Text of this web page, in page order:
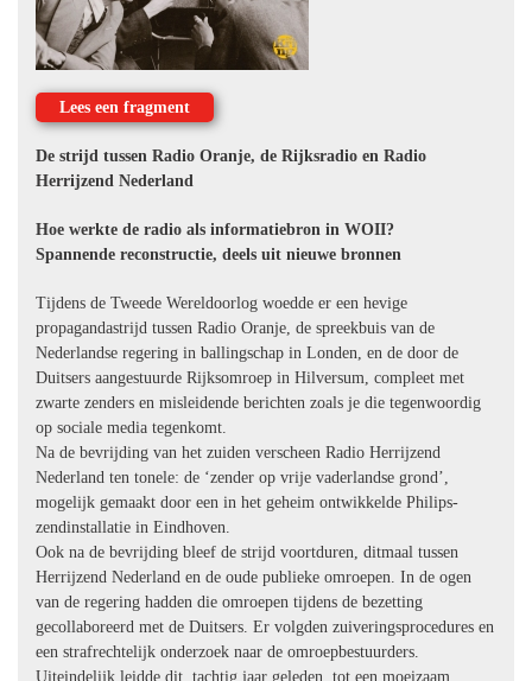
Lees een fragment
De strijd tussen Radio Oranje, de Rijksradio en Radio
Herrijzend Nederland
Hoe werkte de radio als informatiebron in WOII?
Spannende reconstructie, deels uit nieuwe bronnen
Tijdens de Tweede Wereldoorlog woedde er een hevige
propagandastrijd tussen Radio Oranje, de spreekbuis van de
Nederlandse regering in ballingschap in Londen, en de door de
Duitsers aangestuurde Rijksomroep in Hilversum, compleet met
zwarte zenders en misleidende berichten zoals je die tegenwoordig
op sociale media tegenkomt.
Na de bevrijding van het zuiden verscheen Radio Herrijzend
Nederland ten tonele: de ‘zender op vrije vaderlandse grond’,
mogelijk gemaakt door een in het geheim ontwikkelde Philips-
zendinstallatie in Eindhoven.
Ook na de bevrijding bleef de strijd voortduren, ditmaal tussen
Herrijzend Nederland en de oude publieke omroepen. In de ogen
van de regering hadden die omroepen tijdens de bezetting
gecollaboreerd met de Duitsers. Er volgden zuiveringsprocedures en
een strafrechtelijk onderzoek naar de omroepbestuurders.
Uiteindelijk leidde dit, tachtig jaar geleden, tot een moeizaam